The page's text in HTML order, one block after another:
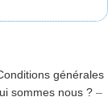
générales
sommes nous ? –